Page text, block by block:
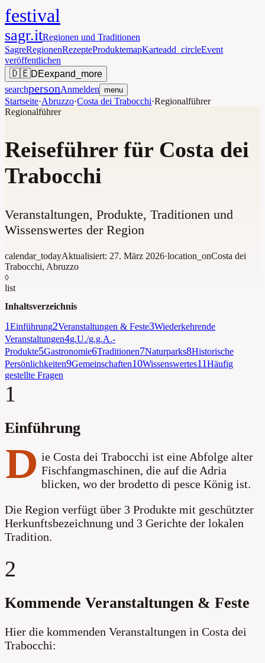
festival
sagr.itRegionen und Traditionen
SagreRegionenRezepteProduktemapKarteadd_circleEvent
veröffentlichen
🇩🇪DEexpand_more
searchpersonAnmelden menu
Startseite·Abruzzo·Costa dei Trabocchi·Regionalführer
Regionalführer
Reiseführer für Costa dei
Trabocchi
Veranstaltungen, Produkte, Traditionen und
Wissenswertes der Region
calendar_todayAktualisiert: 27. März 2026·location_onCosta dei
Trabocchi, Abruzzo
◊
list
Inhaltsverzeichnis
1Einführung2Veranstaltungen & Feste3Wiederkehrende
Veranstaltungen4g.U./g.g.A.-
Produkte5Gastronomie6Traditionen7Naturparks8Historische
Persönlichkeiten9Gemeinschaften10Wissenswertes11Häufig
gestellte Fragen
1
Einführung
D ie Costa dei Trabocchi ist eine Abfolge alter
Fischfangmaschinen, die auf die Adria
blicken, wo der brodetto di pesce König ist.
Die Region verfügt über 3 Produkte mit geschützter
Herkunftsbezeichnung und 3 Gerichte der lokalen
Tradition.
2
Kommende Veranstaltungen & Feste
Hier die kommenden Veranstaltungen in Costa dei
Trabocchi: